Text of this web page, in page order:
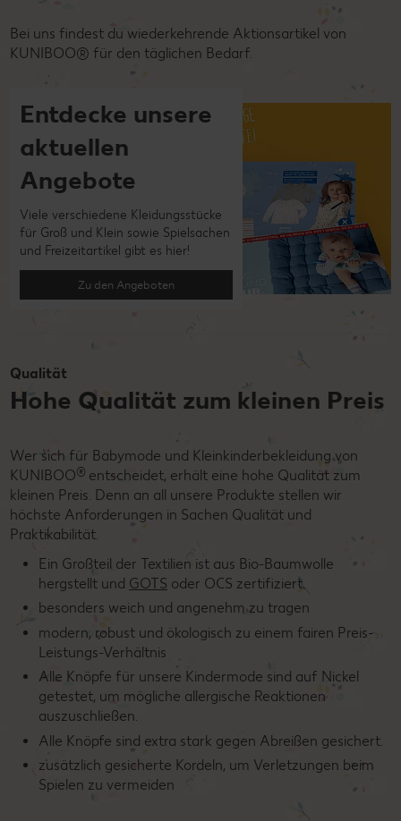
Bei uns findest du wiederkehrende Aktionsartikel von
KUNIBOO® für den täglichen Bedarf.
Entdecke unsere
aktuellen
Angebote
Viele verschiedene Kleidungsstücke
für Groß und Klein sowie Spielsachen
und Freizeitartikel gibt es hier!
Zu den Angeboten
Qualität
Hohe Qualität zum kleinen Preis
Wer sich für Babymode und Kleinkinderbekleidung von
KUNIBOO® entscheidet, erhält eine hohe Qualität zum
kleinen Preis. Denn an all unsere Produkte stellen wir
höchste Anforderungen in Sachen Qualität und
Praktikabilität.
Ein Großteil der Textilien ist aus Bio-Baumwolle
hergstellt und GOTS oder OCS zertifiziert.
besonders weich und angenehm zu tragen
modern, robust und ökologisch zu einem fairen Preis-
Leistungs-Verhältnis
Alle Knöpfe für unsere Kindermode sind auf Nickel
getestet, um mögliche allergische Reaktionen
auszuschließen.
Alle Knöpfe sind extra stark gegen Abreißen gesichert.
zusätzlich gesicherte Kordeln, um Verletzungen beim
Spielen zu vermeiden